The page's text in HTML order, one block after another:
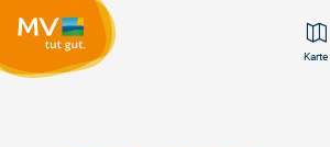
Inhalt
FooterKarte